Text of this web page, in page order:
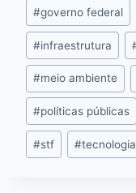
#governo federal
#infraestrutura
#meio ambiente
#políticas públicas
#stf #tecnologia